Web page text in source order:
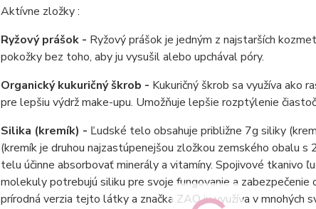
Aktívne zložky :
Ryžový prášok - Ryžový prášok je jedným z najstarších
pokožky bez toho, aby ju vysušil alebo upchával póry.
Organický kukuričný škrob - Kukuričný škrob sa využíva ako
pre lepšiu výdrž make-upu. Umožňuje lepšie rozptýlenie
Silika (kremík) - Ľudské telo obsahuje približne 7g siliky
(kremík je druhou najzastúpenejšou zložkou zemského obalu
telu účinne absorbovať minerály a vitamíny. Spojivové
molekuly potrebujú siliku pre svoje fungovanie a
prírodná verzia tejto látky a značka ZAO ju využíva v mnohých